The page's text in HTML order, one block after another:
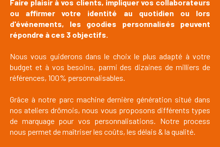
Faire plaisir à vos clients, impliquer vos collaborateurs
ou affirmer votre identité au quotidien ou lors
d'événements, les goodies personnalisés peuvent
répondre à ces 3 objectifs.
Nous vous guiderons dans le choix le plus adapté à votre
budget et à vos besoins, parmi des dizaines de milliers de
références, 100% personnalisables.
Grâce à notre parc machine dernière génération situé dans
nos ateliers drômois, nous vous proposons différents types
de marquage pour vos personnalisations. Notre process
nous permet de maîtriser les coûts, les délais & la qualité.